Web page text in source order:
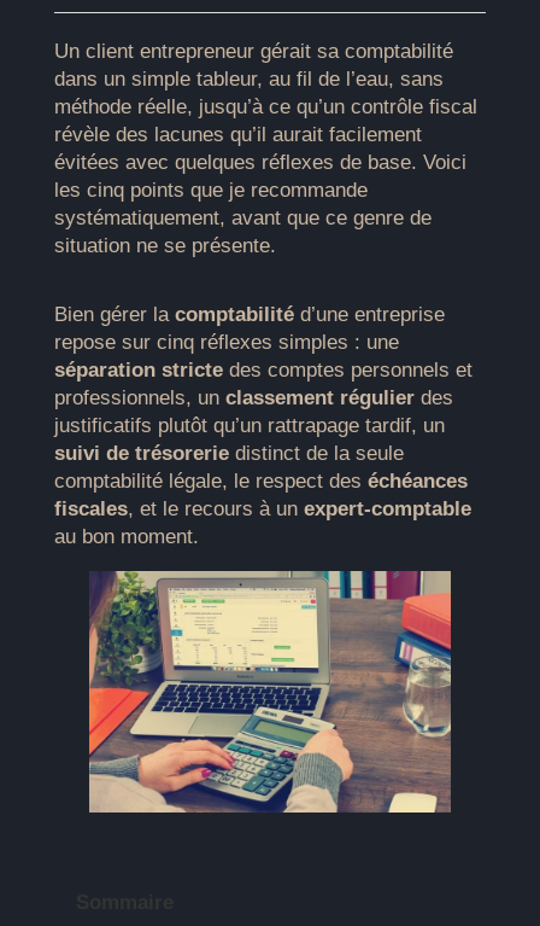
Un client entrepreneur gérait sa comptabilité
dans un simple tableur, au fil de l’eau, sans
méthode réelle, jusqu’à ce qu’un contrôle fiscal
révèle des lacunes qu’il aurait facilement
évitées avec quelques réflexes de base. Voici
les cinq points que je recommande
systématiquement, avant que ce genre de
situation ne se présente.
Bien gérer la comptabilitéd’une entreprise
repose sur cinq réflexes simples : une
séparation strictedes comptes personnels et
professionnels, un classement régulierdes
justificatifs plutôt qu’un rattrapage tardif, un
suivi de trésoreriedistinct de la seule
comptabilité légale, le respect des échéances
fiscales, et le recours à un expert-comptable
au bon moment.